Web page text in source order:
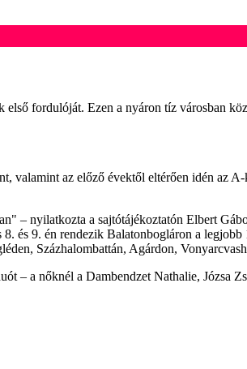
fordulóját. Ezen a nyáron tíz városban
az előző évektől eltérően idén az
– nyilatkozta a sajtótájékoztatón Elbert
és 9. én rendezik Balatonbogláron a
Százhalombattán, Agárdon,
– a nőknél a Dambendzet Nathalie, Józsa